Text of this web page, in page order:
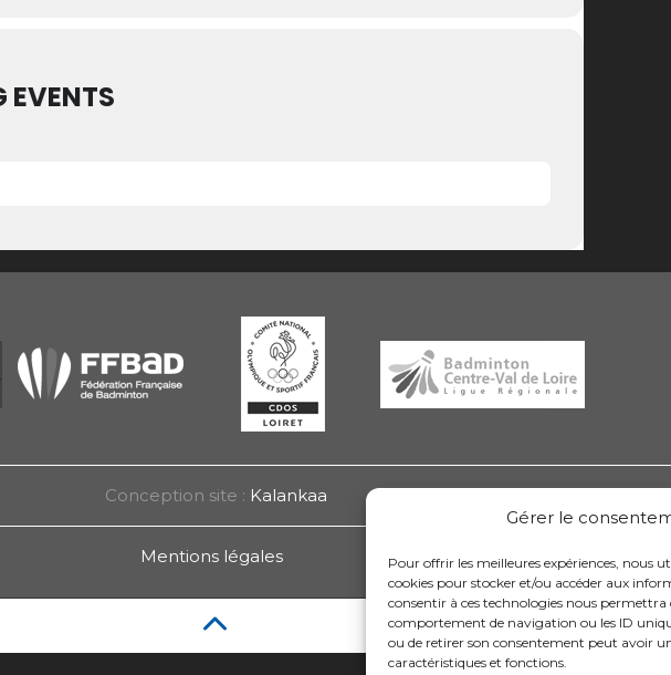
Gérer le
Pour offrir les meilleures expériences, nous
cookies pour stocker et/ou accéder aux
consentir à ces technologies nous permettra
comportement de navigation ou les ID
ou de retirer son consentement peut avoir
caractéristiques et fonctions.
EVENTS
Conception site : Kalankaa
Mentions légales